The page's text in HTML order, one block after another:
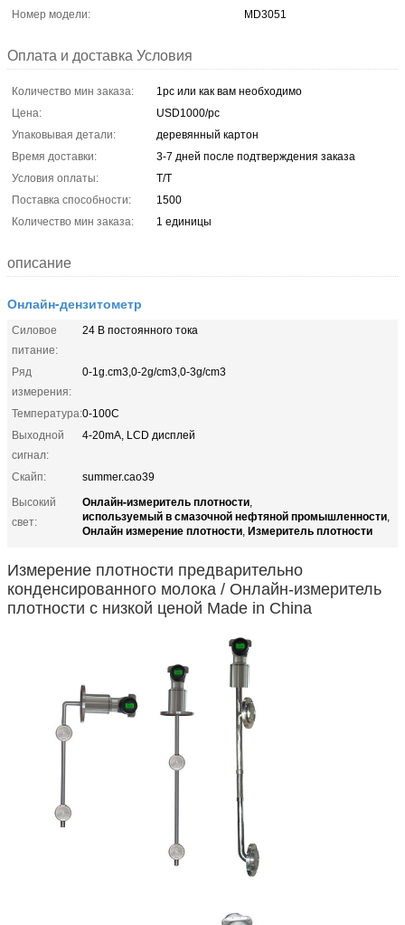
Номер модели:
MD3051
Оплата и доставка Условия
Количество мин заказа:
1pc или как вам необходимо
Цена:
USD1000/pc
Упаковывая детали:
деревянный картон
Время доставки:
3-7 дней после подтверждения заказа
Условия оплаты:
T/T
Поставка способности:
1500
Количество мин заказа:
1 единицы
описание
Онлайн-дензитометр
Силовое
питание:
24 В постоянного тока
Ряд
измерения:
0-1g.cm3,0-2g/cm3,0-3g/cm3
Температура:0-100C
Выходной
сигнал:
4-20mA, LCD дисплей
Скайп:
summer.cao39
Высокий
свет:
Онлайн-измеритель плотности,
используемый в смазочной нефтяной промышленности,
Онлайн измерение плотности, Измеритель плотности
Измерение плотности предварительно
конденсированного молока / Онлайн-измеритель
плотности с низкой ценой Made in China